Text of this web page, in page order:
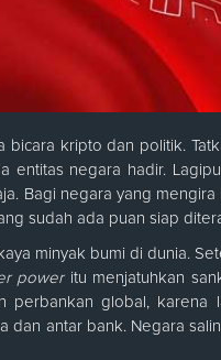
bicara kripto dan politik.
entitas negara hadir.
Bagi negara yang
sudah ada puan siap
minyak bumi di dunia.
poweritu menjatuhkan
perbankan global, karena
dan antar bank. Negara